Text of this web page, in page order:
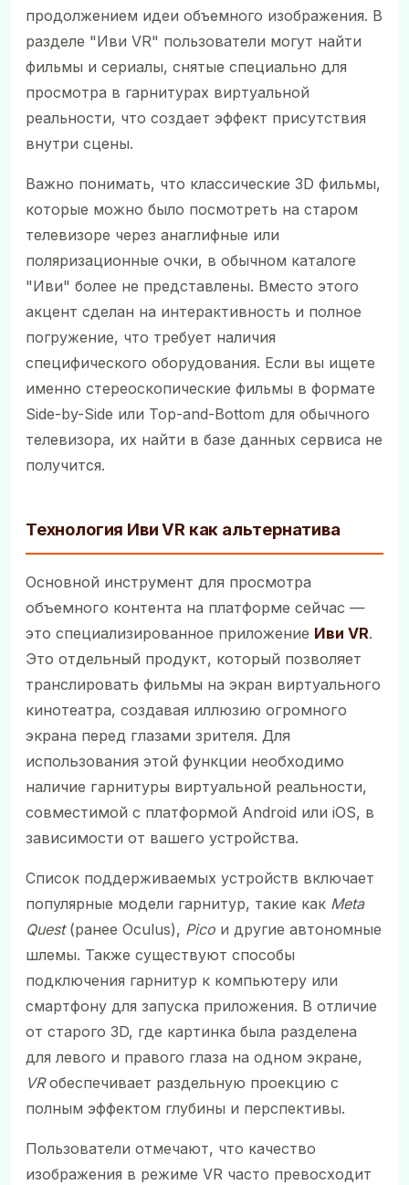
продолжением идеи объемного изображения. В
разделе "Иви VR" пользователи могут найти
фильмы и сериалы, снятые специально для
просмотра в гарнитурах виртуальной
реальности, что создает эффект присутствия
внутри сцены.
Важно понимать, что классические 3D фильмы,
которые можно было посмотреть на старом
телевизоре через анаглифные или
поляризационные очки, в обычном каталоге
"Иви" более не представлены. Вместо этого
акцент сделан на интерактивность и полное
погружение, что требует наличия
специфического оборудования. Если вы ищете
именно стереоскопические фильмы в формате
Side-by-Side или Top-and-Bottom для обычного
телевизора, их найти в базе данных сервиса не
получится.
Технология Иви VR как альтернатива
Основной инструмент для просмотра
объемного контента на платформе сейчас —
это специализированное приложение Иви VR.
Это отдельный продукт, который позволяет
транслировать фильмы на экран виртуального
кинотеатра, создавая иллюзию огромного
экрана перед глазами зрителя. Для
использования этой функции необходимо
наличие гарнитуры виртуальной реальности,
совместимой с платформой Android или iOS, в
зависимости от вашего устройства.
Список поддерживаемых устройств включает
популярные модели гарнитур, такие как Meta
Quest(ранее Oculus), Pico и другие автономные
шлемы. Также существуют способы
подключения гарнитур к компьютеру или
смартфону для запуска приложения. В отличие
от старого 3D, где картинка была разделена
для левого и правого глаза на одном экране,
VRобеспечивает раздельную проекцию с
полным эффектом глубины и перспективы.
Пользователи отмечают, что качество
изображения в режиме VR часто превосходит